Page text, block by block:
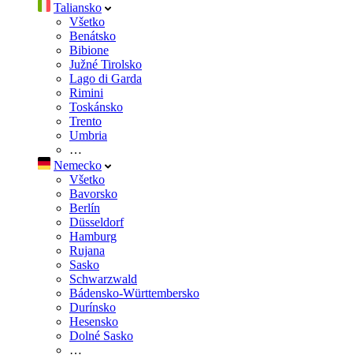
Taliansko
Všetko
Benátsko
Bibione
Južné Tirolsko
Lago di Garda
Rimini
Toskánsko
Trento
Umbria
…
Nemecko
Všetko
Bavorsko
Berlín
Düsseldorf
Hamburg
Rujana
Sasko
Schwarzwald
Bádensko-Württembersko
Durínsko
Hesensko
Dolné Sasko
…